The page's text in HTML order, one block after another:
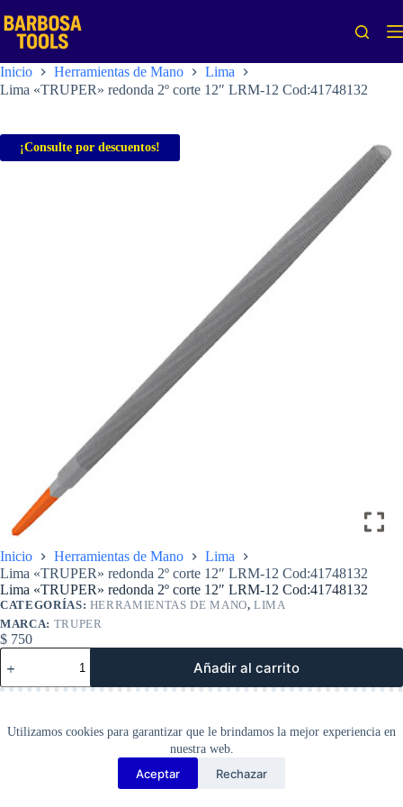
al
contenido
Utilizamos cookies para garantizar que le brindamos la mejor experiencia en
nuestra web.
Aceptar Rechazar
Inicio Herramientas de Mano
Lima
Lima «TRUPER» redonda 2º corte 12″ LRM-12 Cod:41748132
¡Consulte por descuentos!
Inicio Herramientas de Mano
Lima
Lima «TRUPER» redonda 2º corte 12″ LRM-12 Cod:41748132
Lima «TRUPER» redonda 2º corte 12″ LRM-12 Cod:41748132
CATEGORÍAS: HERRAMIENTAS DE MANO,LIMA
MARCA: TRUPER
$ 750
Lima
«TRUPER»
redonda
12″
Añadir al carrito
Copyright Barbosa Tools©